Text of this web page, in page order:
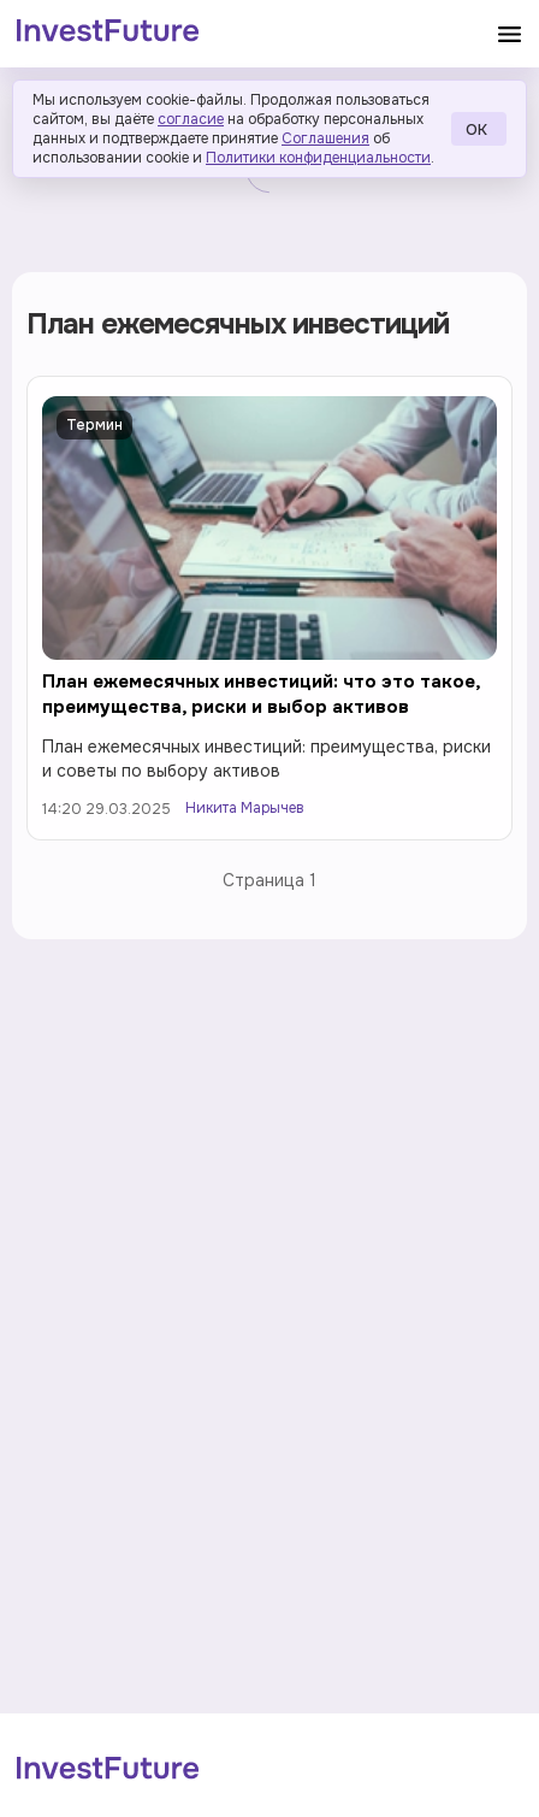
Мы используем cookie-файлы. Продолжая пользоваться
сайтом, вы даёте согласие на обработку персональных
данных и подтверждаете принятие Соглашения об
использовании cookie и Политики конфиденциальности.
ОК
План ежемесячных инвестиций
Термин
План ежемесячных инвестиций: что это такое,
преимущества, риски и выбор активов
План ежемесячных инвестиций: преимущества, риски
и советы по выбору активов
14:20 29.03.2025 Никита Марычев
Страница 1